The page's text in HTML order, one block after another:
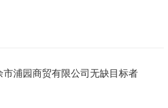
市浦园商贸有限公司无缺目标者